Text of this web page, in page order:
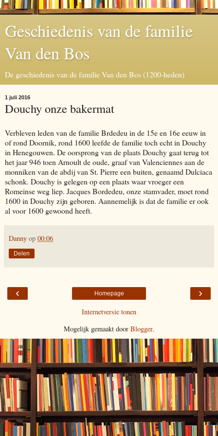
Geschiedenis van de familie
Van den Bos
De geschiedenis van de familie Van den Bos (1200-heden)
1 juli 2016
Douchy onze bakermat
Verbleven leden van de familie Brdedeu in de 15e en 16e eeuw in
of rond Doornik, rond 1600 leefde de familie toch echt in Douchy
in Henegouwen. De oorsprong van de plaats Douchy gaat terug tot
het jaar 946 toen Arnoult de oude, graaf van Valenciennes aan de
monniken van de abdij van St. Pierre een buiten, genaamd Dulciaca
schonk. Douchy is gelegen op een plaats waar vroeger een
Romeinse weg liep. Jacques Bordedeu, onze stamvader, moet rond
1600 in Douchy zijn geboren. Aannemelijk is dat de familie er ook
al voor 1600 gewoond heeft.
Danny op 00:06
Delen
‹ ›
Homepage
Internetversie tonen
Mogelijk gemaakt door Blogger.